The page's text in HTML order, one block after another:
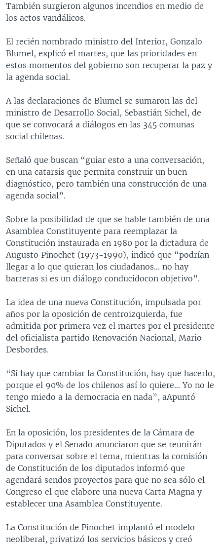
También surgieron algunos incendios en medio de
los actos vandálicos.
El recién nombrado ministro del Interior, Gonzalo
Blumel, explicó el martes, que las prioridades en
estos momentos del gobierno son recuperar la paz y
la agenda social.
A las declaraciones de Blumel se sumaron las del
ministro de Desarrollo Social, Sebastián Sichel, de
que se convocará a diálogos en las 345 comunas
social chilenas.
Señaló que buscan “guiar esto a una conversación,
en una catarsis que permita construir un buen
diagnóstico, pero también una construcción de una
agenda social”.
Sobre la posibilidad de que se hable también de una
Asamblea Constituyente para reemplazar la
Constitución instaurada en 1980 por la dictadura de
Augusto Pinochet (1973-1990), indicó que “podrían
llegar a lo que quieran los ciudadanos... no hay
barreras si es un diálogo conducidocon objetivo”.
La idea de una nueva Constitución, impulsada por
años por la oposición de centroizquierda, fue
admitida por primera vez el martes por el presidente
del oficialista partido Renovación Nacional, Mario
Desbordes.
“Si hay que cambiar la Constitución, hay que hacerlo,
porque el 90% de los chilenos así lo quiere... Yo no le
tengo miedo a la democracia en nada”, aApuntó
Sichel.
En la oposición, los presidentes de la Cámara de
Diputados y el Senado anunciaron que se reunirán
para conversar sobre el tema, mientras la comisión
de Constitución de los diputados informó que
agendará sendos proyectos para que no sea sólo el
Congreso el que elabore una nueva Carta Magna y
establecer una Asamblea Constituyente.
La Constitución de Pinochet implantó el modelo
neoliberal, privatizó los servicios básicos y creó